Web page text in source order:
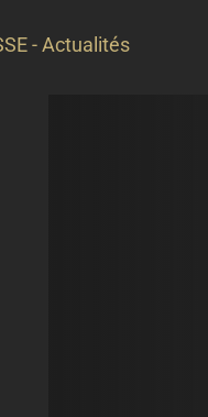
- Actualités